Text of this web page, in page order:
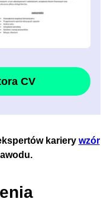
CV
kariery wzór